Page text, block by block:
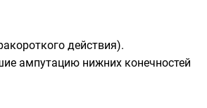
действия).
ампутацию нижних конечностей